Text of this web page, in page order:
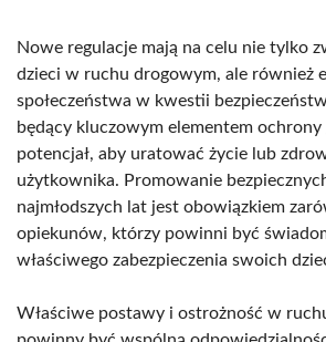
Nowe regulacje mają na celu nie tylko
dzieci w ruchu drogowym, ale również
społeczeństwa w kwestii
będący kluczowym elementem ochrony
potencjał, aby uratować życie lub
użytkownika. Promowanie
najmłodszych lat jest obowiązkiem
opiekunów, którzy powinni być
właściwego zabezpieczenia swoich
Właściwe postawy i ostrożność w